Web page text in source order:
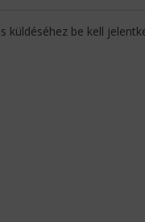
küldéséhez be kell